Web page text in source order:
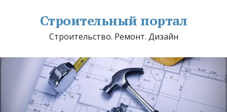
Строительный портал
Строительство. Ремонт. Дизайн